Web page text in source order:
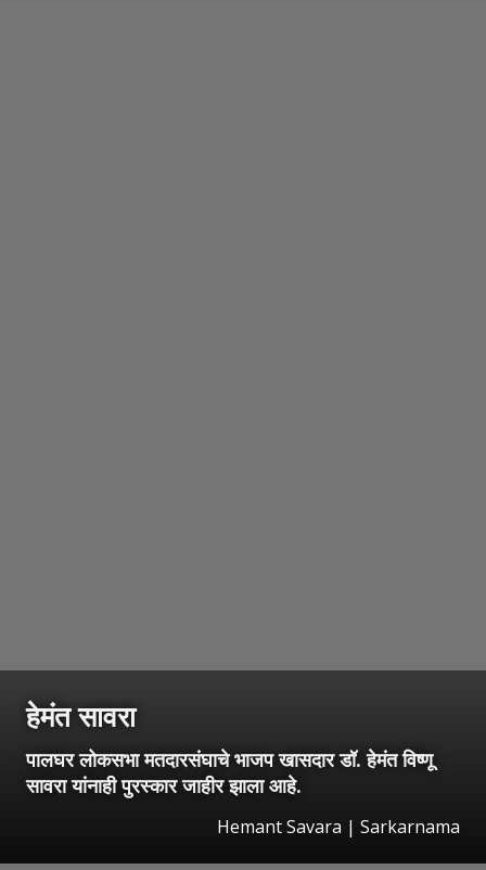
हेमंत सावरा
पालघर लोकसभा मतदारसंघाचे भाजप खासदार डॉ. हेमंत विष्णू
सावरा यांनाही पुरस्कार जाहीर झाला आहे.
Hemant Savara | Sarkarnama